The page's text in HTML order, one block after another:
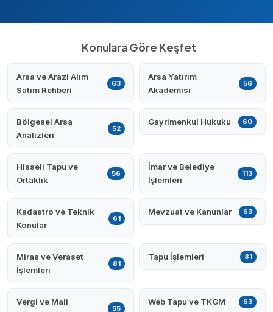
Konulara Göre Keşfet
Arsa ve Arazi Alım
Satım Rehberi
63
Arsa Yatırım
Akademisi
56
Bölgesel Arsa
Analizleri
52
Gayrimenkul Hukuku 60
Hisseli Tapu ve
Ortaklık
56
İmar ve Belediye
İşlemleri
113
Kadastro ve Teknik
Konular
61
Mevzuat ve Kanunlar 63
Miras ve Veraset
İşlemleri
81
Tapu İşlemleri 81
Vergi ve Mali
55
Web Tapu ve TKGM 63